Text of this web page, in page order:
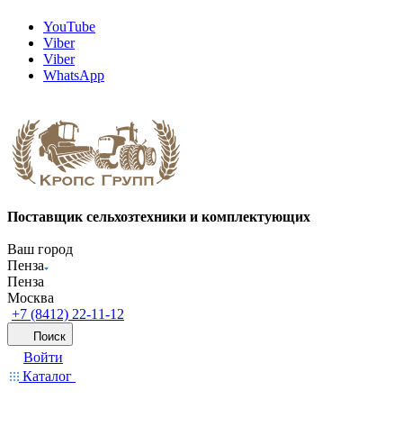
YouTube
Viber
Viber
WhatsApp
Поставщик сельхозтехники и комплектующих
Ваш город
Пенза
Пенза
Москва
+7 (8412) 22-11-12
Поиск
Войти
Каталог